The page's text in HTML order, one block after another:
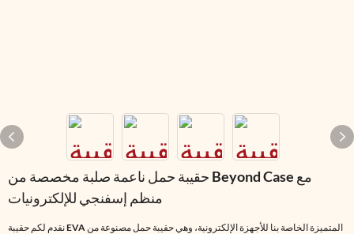
حقيبة حمل ناعمة صلبة مخصصة من Beyond Case مع
منظم إسفنجي للإلكترونيات
نقدم لكم حقيبة EVA المتميزة الخاصة بنا للأجهزة الإلكترونية، وهي حقيبة حمل مصنوعة من